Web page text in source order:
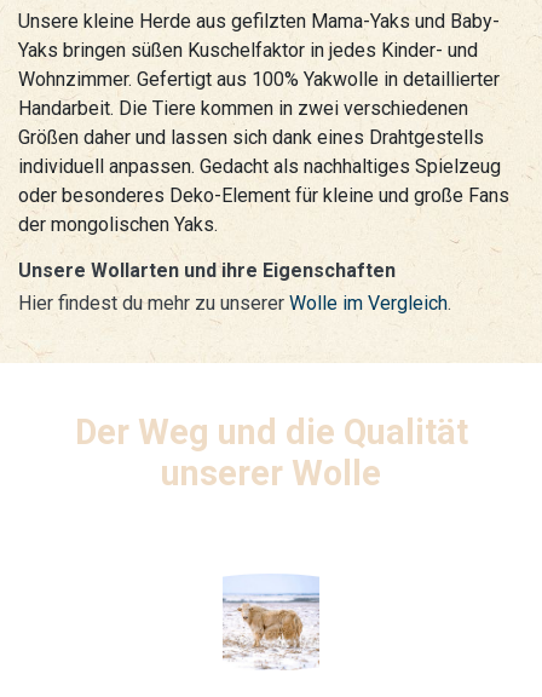
Unsere kleine Herde aus gefilzten Mama-Yaks und Baby-
Yaks bringen süßen Kuschelfaktor in jedes Kinder- und
Wohnzimmer. Gefertigt aus 100% Yakwolle in detaillierter
Handarbeit. Die Tiere kommen in zwei verschiedenen
Größen daher und lassen sich dank eines Drahtgestells
individuell anpassen. Gedacht als nachhaltiges Spielzeug
oder besonderes Deko-Element für kleine und große Fans
der mongolischen Yaks.
Unsere Wollarten und ihre Eigenschaften
Hier findest du mehr zu unserer Wolle im Vergleich.
Der Weg und die Qualität
unserer Wolle